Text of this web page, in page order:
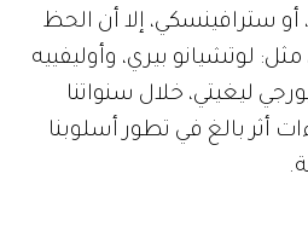
سترافينسكي، إلا أن الحظ
لوتشيانو بيري، وأوليفييه
ليغيتي، خلال سنواتنا
أثر بالغ في تطور أسلوبنا